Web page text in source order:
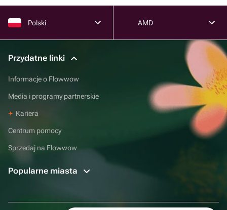
Polski AMD
Przydatne linki
Informacje o Flowwow
Media i programy partnerskie
Kariera
Centrum pomocy
Sprzedaj na Flowwow
Popularne miasta